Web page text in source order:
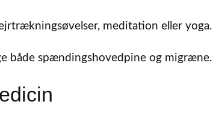
meditation eller yoga.
både spændingshovedpine og migræne.